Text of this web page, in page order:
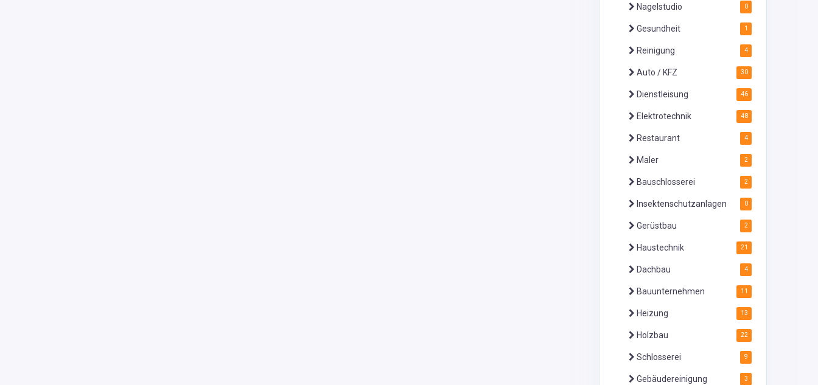
Nagelstudio 0
Gesundheit 1
Reinigung 4
Auto / KFZ 30
Dienstleisung 46
Elektrotechnik 48
Restaurant 4
Maler 2
Bauschlosserei 2
Insektenschutzanlagen 0
Gerüstbau 2
Haustechnik 21
Dachbau 4
Bauunternehmen 11
Heizung 13
Holzbau 22
Schlosserei 9
Gebäudereinigung 3